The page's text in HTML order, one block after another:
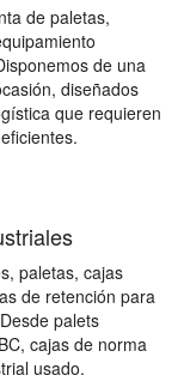
de paletas,
de una
diseñados
que requieren
paletas, cajas
de retención para
palets
cajas de norma
usado.